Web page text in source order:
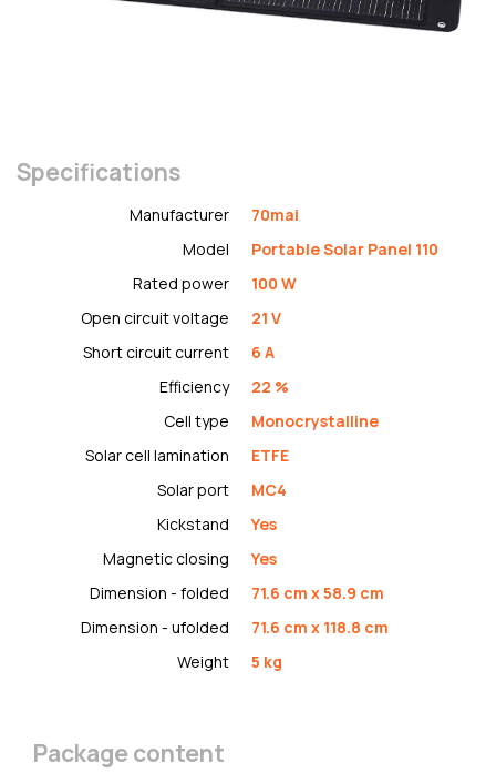
Specifications
Manufacturer
70mai
Model
Portable Solar Panel 110
Rated power
100 W
Open circuit voltage
21 V
Short circuit current
6 A
Efficiency
22 %
Cell type
Monocrystalline
Solar cell lamination
ETFE
Solar port
MC4
Kickstand
Yes
Magnetic closing
Yes
Dimension - folded
71.6 cm x 58.9 cm
Dimension - ufolded
71.6 cm x 118.8 cm
Weight
5 kg
Package content